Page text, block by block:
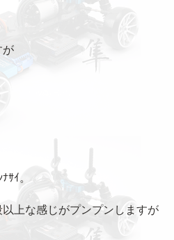
が
ｲ。
上な感じがプンプンしますが